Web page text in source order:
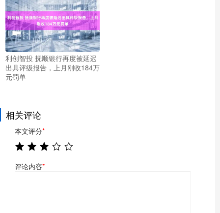
利创智投 抚顺银行再度被延迟
出具评级报告，上月刚收184万
元罚单
相关评论
本文评分*
评论内容*